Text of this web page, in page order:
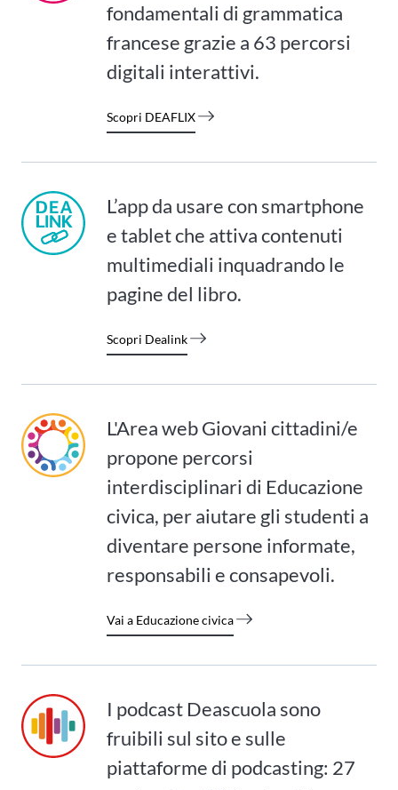
fondamentali di grammatica
francese grazie a 63 percorsi
digitali interattivi.
Scopri DEAFLIX
L’app da usare con smartphone
e tablet che attiva contenuti
multimediali inquadrando le
pagine del libro.
Scopri Dealink
L'Area web Giovani cittadini/e
propone percorsi
interdisciplinari di Educazione
civica, per aiutare gli studenti a
diventare persone informate,
responsabili e consapevoli.
Vai a Educazione civica
I podcast Deascuola sono
fruibili sul sito e sulle
piattaforme di podcasting: 27